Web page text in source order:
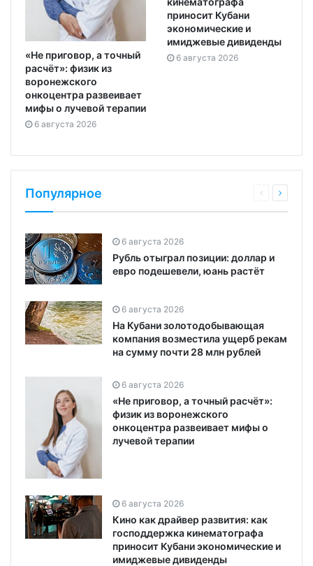
«Не приговор, а точный
расчёт»: физик из
воронежского
онкоцентра развеивает
мифы о лучевой терапии
6 августа 2026
приносит Кубани
экономические и
имиджевые дивиденды
6 августа 2026
Популярное
6 августа 2026
Рубль отыграл позиции: доллар и
евро подешевели, юань растёт
6 августа 2026
На Кубани золотодобывающая
компания возместила ущерб рекам
на сумму почти 28 млн рублей
6 августа 2026
«Не приговор, а точный расчёт»:
физик из воронежского
онкоцентра развеивает мифы о
лучевой терапии
6 августа 2026
Кино как драйвер развития: как
господдержка кинематографа
приносит Кубани экономические и
имиджевые дивиденды